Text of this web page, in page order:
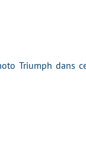
Triumph dans